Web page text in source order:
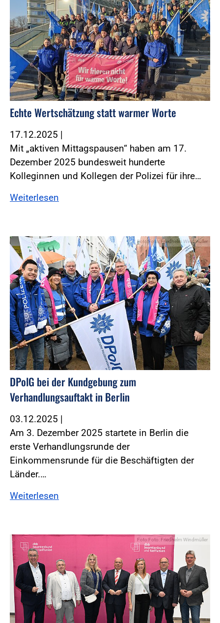
Echte Wertschätzung statt warmer Worte
17.12.2025 |
Mit „aktiven Mittagspausen“ haben am 17.
Dezember 2025 bundesweit hunderte
Kolleginnen und Kollegen der Polizei für ihre…
Weiterlesen
Foto:Foto: Friedhelm Windmüller
DPolG bei der Kundgebung zum
Verhandlungsauftakt in Berlin
03.12.2025 |
Am 3. Dezember 2025 startete in Berlin die
erste Verhandlungsrunde der
Einkommensrunde für die Beschäftigten der
Länder.…
Weiterlesen
Foto:Foto: Friedhelm Windmüller